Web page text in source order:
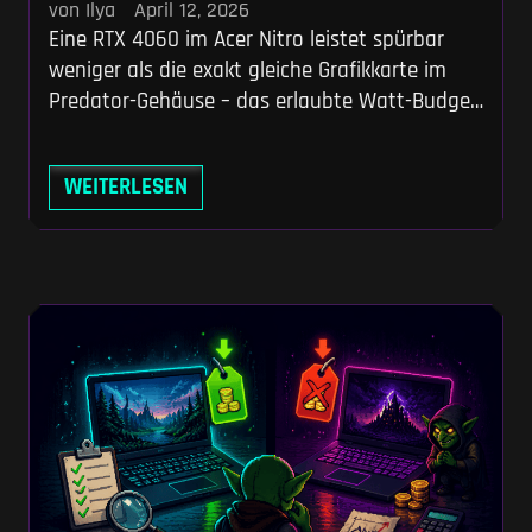
von Ilya April 12, 2026
Eine RTX 4060 im Acer Nitro leistet spürbar
weniger als die exakt gleiche Grafikkarte im
Predator-Gehäuse – das erlaubte Watt-Budget
Während Acer bei der günstigen Nitro-Serie die
Stromzufuhr drosselt, pusht das dicke
Kühlsystem der Predator-Modelle die Hardware
passt.
WEITERLESEN